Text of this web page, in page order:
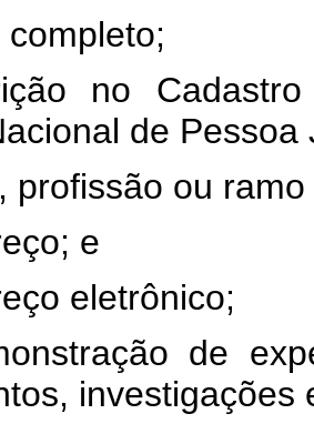
no
de Pessoa
profissão ou
e
eletrônico;
de